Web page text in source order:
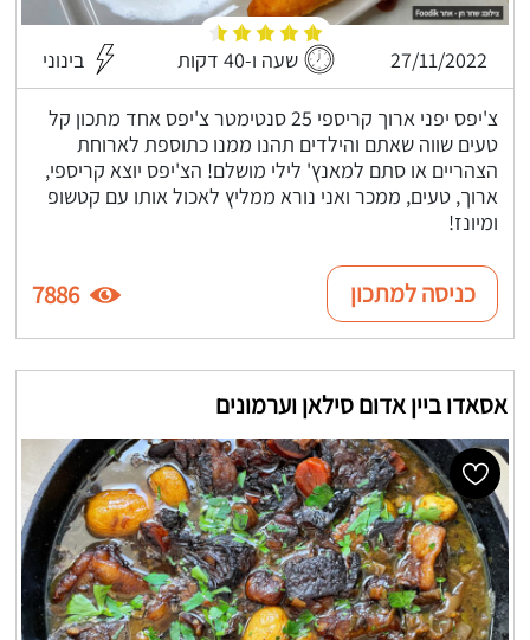
27/11/2022 שעה ו-40 דקות בינוני
צ'יפס יפני ארוך קריספי 25 סנטימטר צ'יפס אחד מתכון קל
טעים שווה שאתם והילדים תהנו ממנו כתוספת לארוחת
הצהריים או סתם למאנץ' לילי מושלם! הצ'יפס יוצא קריספי,
ארוך, טעים, ממכר ואני נורא ממליץ לאכול אותו עם קטשופ
ומיונז!
כניסה למתכון 7886
אסאדו ביין אדום סילאן וערמונים